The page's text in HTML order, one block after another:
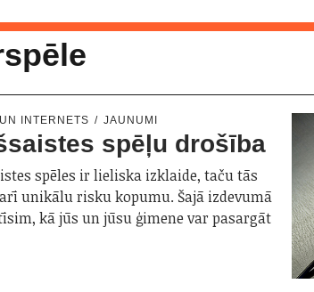
INTERNETS JAUNUMI
spēļu drošība
spēles ir lieliska izklaide, taču tās
unikālu risku kopumu. Šajā izdevumā
kā jūs un jūsu ģimene var pasargāt